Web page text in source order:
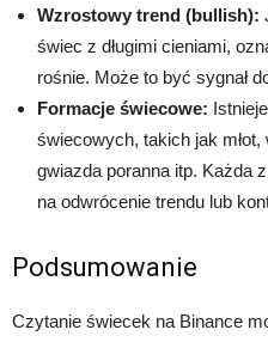
Wzrostowy trend (bullish):
świec z długimi cieniami,
rośnie. Może to być sygnał
Formacje świecowe:
świecowych, takich jak
gwiazda poranna itp. Każda
na odwrócenie trendu lub
Podsumowanie
Czytanie świecek na Binance